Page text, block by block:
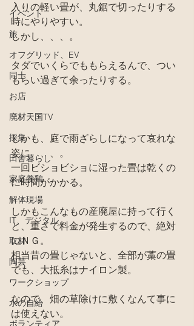
イベント
旅
オフグリッド、EV
同士
お店
廃材天国TV
採集
田舎暮らし
家庭養鶏
解体現場
IT、デジタル
取材
陶芸
ワークショップ
水の自給
ボランティア
入りの軽い畳が、丸鋸で切ったりする
時にやりやすい。
しかし、、、。
タダでいくらでももらえるんで、つい
もらい過ぎて余ったりする。
しかも、庭で雨ざらしになって哀れな
姿に、、、。
一回ビショビショに湿った畳は乾くの
に時間がかかる。
しかもこんなもの産廃屋に持って行く
と、重さで料金が発生するので、絶対
にＮＧ。
相当昔の畳じゃないと、全部が藁の畳
でも、大抵糸はナイロン製。
なので、畑の草除けに敷くなんて事に
は使えない。